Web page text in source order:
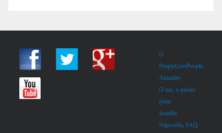
O
PeopleLovePeople
Aktuality
O nás, o našem
týmu
Soutěže
Nápověda, FAQ